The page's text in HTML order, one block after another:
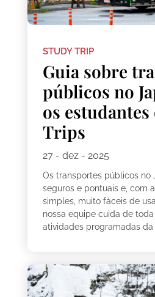
STUDY TRIP
Guia sobre
públicos no
os estudantes
Trips
27 - dez - 2025
Os transportes públicos no
seguros e pontuais e, com
simples, muito fáceis de
nossa equipe cuida de
atividades programadas da